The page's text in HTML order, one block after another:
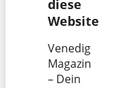
diese
Website
Venedig
Magazin
– Dein